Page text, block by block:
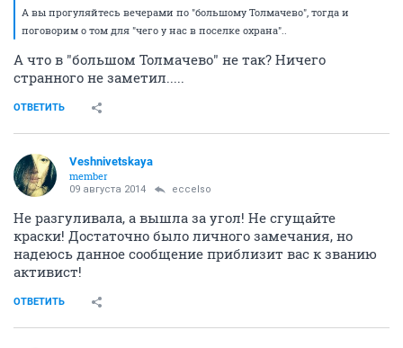
А вы прогуляйтесь вечерами по "большому Толмачево", тогда и
поговорим о том для "чего у нас в поселке охрана"..
А что в "большом Толмачево" не так? Ничего
странного не заметил.....
ОТВЕТИТЬ
Veshnivetskaya
member
09 августа 2014 eccelso
Не разгуливала, а вышла за угол! Не сгущайте
краски! Достаточно было личного замечания, но
надеюсь данное сообщение приблизит вас к званию
активист!
ОТВЕТИТЬ